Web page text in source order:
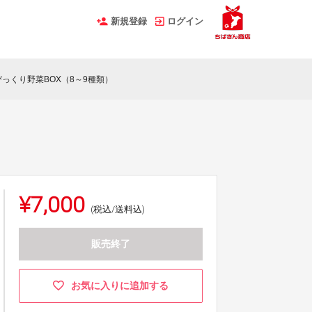
新規登録 ログイン
くり野菜BOX（8～9種類）
¥7,000 (税込/送料込)
販売終了
お気に入りに追加する